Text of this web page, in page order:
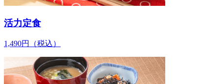
活力定食
1,490円 （税込）